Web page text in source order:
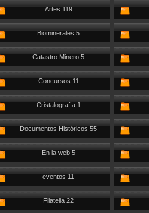
Artes 119
Biominerales 5
Catastro Minero 5
Concursos 11
Cristalografía 1
Documentos Históricos 55
En la web 5
eventos 11
Filatelia 22